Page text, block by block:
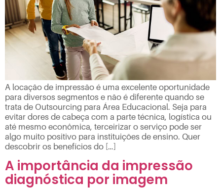
A locação de impressão é uma excelente oportunidade
para diversos segmentos e não é diferente quando se
trata de Outsourcing para Área Educacional. Seja para
evitar dores de cabeça com a parte técnica, logística ou
até mesmo econômica, terceirizar o serviço pode ser
algo muito positivo para instituições de ensino. Quer
descobrir os benefícios do […]
A importância da impressão
diagnóstica por imagem